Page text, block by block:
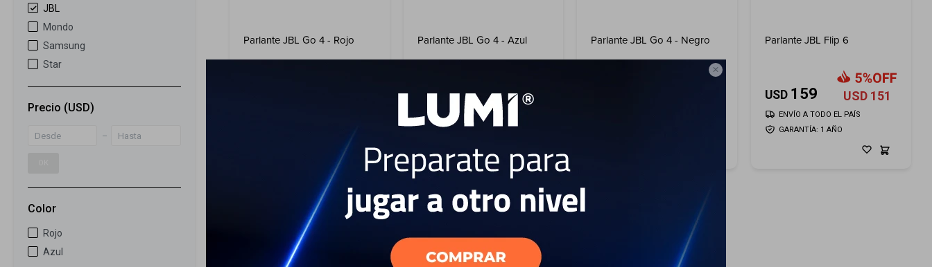

Parlante JBL Go 4 - Rojo Parlante JBL Go 4 - Azul
USD 59 USD53
GARANTÍA: 1 AÑO
ENVÍO A TODO EL PAÍS
Parlante JBL Go 4 - Negro Parlante JBL Flip 6
USD 159 USD 151
GARANTÍA: 1 AÑO
ENVÍO A TODO EL PAÍS
JBL
Mondo
Samsung
Star
Precio (USD)
Color
Rojo
Azul